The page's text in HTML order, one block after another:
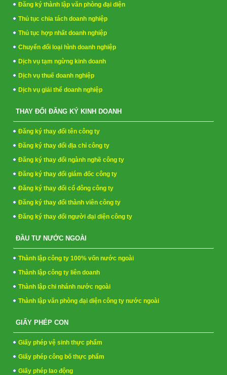
Đăng ký thành lập văn phòng đại diện
Thủ tục chia tách doanh nghiệp
Thủ tục hợp nhất doanh nghiệp
Chuyển đổi loại hình doanh nghiệp
Dịch vụ tạm ngừng kinh doanh
Dịch vụ thuế doanh nghiệp
Dịch vụ giải thể doanh nghiệp
THAY ĐỔI ĐĂNG KÝ KINH DOANH
Đăng ký thay đổi tên công ty
Đăng ký thay đổi địa chỉ công ty
Đăng ký thay đổi ngành nghề công ty
Đăng ký thay đổi giám đốc công ty
Đăng ký thay đổi cổ đông công ty
Đăng ký thay đổi thành viên công ty
Đăng ký thay đổi người đại diện công ty
ĐẦU TƯ NƯỚC NGOÀI
Thành lập công ty 100% vốn nước ngoài
Thành lập công ty liên doanh
Thành lập chi nhánh nước ngoài
Thành lập văn phòng đại diện công ty nước ngoài
GIẤY PHÉP CON
Giấy phép vệ sinh thực phẩm
Giấy phép công bố thực phẩm
Giấy phép lao động